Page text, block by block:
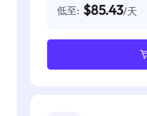
低至: $85.43/天